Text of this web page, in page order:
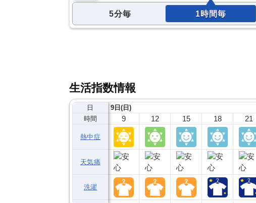
5分毎 1時間毎
生活指数情報
日
時間
熱中症
天気痛
洗濯
9日(日)
9 12 15 18 21